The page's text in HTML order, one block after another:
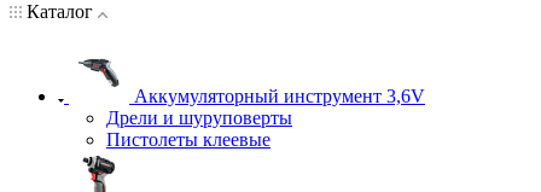
Каталог
Аккумуляторный инструмент 3,6V
Дрели и шуруповерты
Пистолеты клеевые